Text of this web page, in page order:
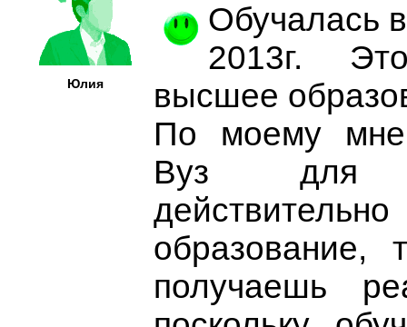
Юлия
Обучалась
2013г.
высшее
По моему
Вуз для
получаешь